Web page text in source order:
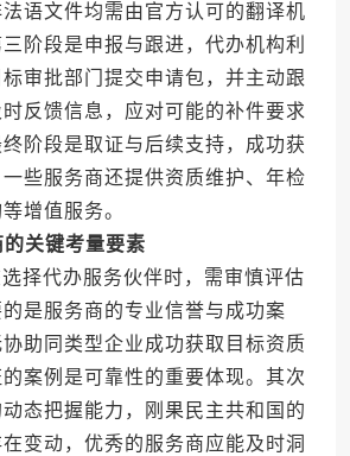
语文件均需由官方认可的翻译机
阶段是申报与跟进，代办机构利
审批部门提交申请包，并主动跟
反馈信息，应对可能的补件要求
阶段是取证与后续支持，成功获
些服务商还提供资质维护、年检
增值服务。
关键考量要素
代办服务伙伴时，需审慎评估
是服务商的专业信誉与成功案
助同类型企业成功获取目标资质
案例是可靠性的重要体现。其次
态把握能力，刚果民主共和国的
变动，优秀的服务商应能及时洞